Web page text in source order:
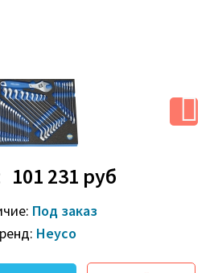
101 231 руб
Под заказ
Heyco